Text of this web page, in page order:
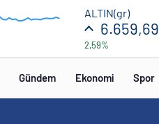
16:00
ALTIN(gr)
6.659,69
2,59%
Gündem Ekonomi Spor